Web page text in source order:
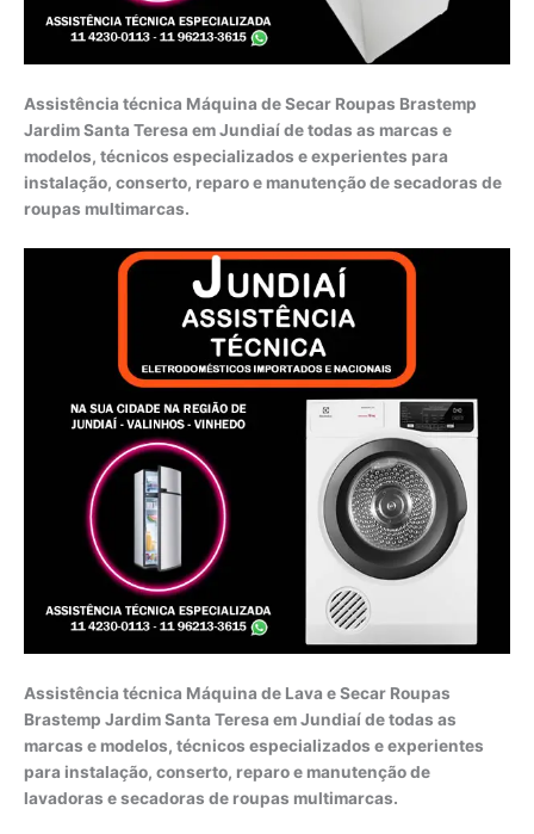
Assistência técnica Máquina de Secar Roupas Brastemp
Jardim Santa Teresa em Jundiaí de todas as marcas e
modelos, técnicos especializados e experientes para
instalação, conserto, reparo e manutenção de secadoras de
roupas multimarcas.
Assistência técnica Máquina de Lava e Secar Roupas
Brastemp Jardim Santa Teresa em Jundiaí de todas as
marcas e modelos, técnicos especializados e experientes
para instalação, conserto, reparo e manutenção de
lavadoras e secadoras de roupas multimarcas.